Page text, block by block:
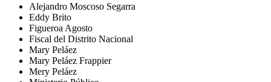
Alejandro Moscoso Segarra
Eddy Brito
Figueroa Agosto
Fiscal del Distrito Nacional
Mary Peláez
Mary Peláez Frappier
Mery Peláez